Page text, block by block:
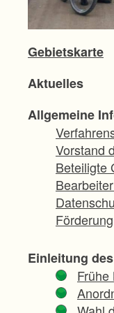
Gebietskarte
Aktuelles
Allgemeine
Vorstand
Beteiligte
Förderung
Einleitung
Frühe